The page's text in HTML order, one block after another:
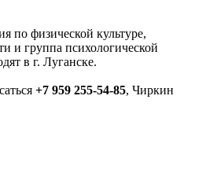
по физической культуре,
и группа психологической
в г. Луганске.
+7 959 255-54-85, Чиркин